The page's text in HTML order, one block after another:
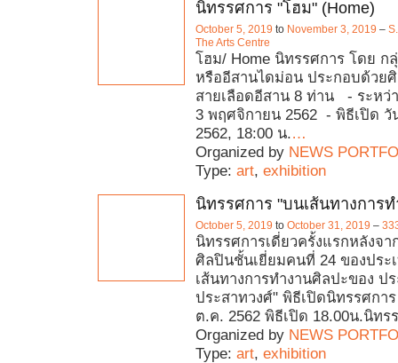
นิทรรศการ "โฮม" (Home)
October 5, 2019 to November 3, 2019 –
The Arts Centre
โฮม/ Home นิทรรศการ โดย ก
หรืออีสานไดม่อน ประกอบด้วย
สายเลือดอีสาน 8 ท่าน - ระหว่
3 พฤศจิกายน 2562 - พิธีเปิด
2562, 18:00 น.…
Organized by NEWS
Type: art, exhibition
นิทรรศการ "บนเส้นทางการ
October 5, 2019 to October 31, 2019 –
นิทรรศการเดี่ยวครั้งแรกหลังจา
ศิลปินชั้นเยี่ยมคนที่ 24 ของประ
เส้นทางการทำงานศิลปะของ ป
ประสาทวงศ์" พิธีเปิดนิทรรศกา
ต.ค. 2562 พิธีเปิด 18.00น.นิทร
Organized by NEWS
Type: art, exhibition